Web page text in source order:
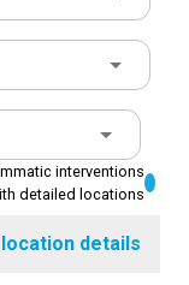
interventions
detailed locations
details